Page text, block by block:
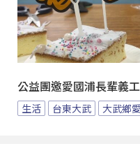
公益團邀愛國浦長輩義
生活 台東大武 大武鄉